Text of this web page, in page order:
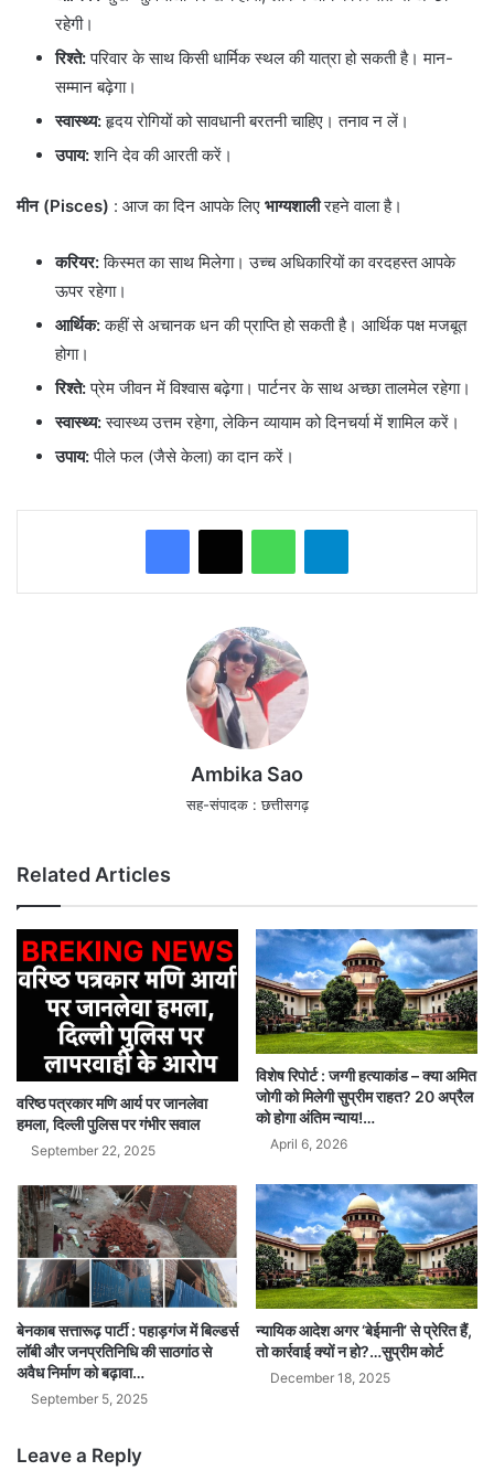
रहेगी।
रिश्ते:परिवार के साथ किसी धार्मिक स्थल की यात्रा हो सकती है। मान-
सम्मान बढ़ेगा।
स्वास्थ्य:हृदय रोगियों को सावधानी बरतनी चाहिए। तनाव न लें।
उपाय:शनि देव की आरती करें।
मीन (Pisces) : आज का दिन आपके लिए भाग्यशालीरहने वाला है।
करियर:किस्मत का साथ मिलेगा। उच्च अधिकारियों का वरदहस्त आपके
ऊपर रहेगा।
आर्थिक:कहीं से अचानक धन की प्राप्ति हो सकती है। आर्थिक पक्ष मजबूत
होगा।
रिश्ते:प्रेम जीवन में विश्वास बढ़ेगा। पार्टनर के साथ अच्छा तालमेल रहेगा।
स्वास्थ्य:स्वास्थ्य उत्तम रहेगा, लेकिन व्यायाम को दिनचर्या में शामिल करें।
उपाय:पीले फल (जैसे केला) का दान करें।
WhatsAppTelegram
Ambika Sao
सह-संपादक : छत्तीसगढ़
Related Articles
वरिष्ठ पत्रकार मणि आर्य पर जानलेवा
हमला, दिल्ली पुलिस पर गंभीर सवाल
September 22, 2025
विशेष रिपोर्ट : जग्गी हत्याकांड – क्या अमित
जोगी को मिलेगी सुप्रीम राहत? 20 अप्रैल
को होगा अंतिम न्याय!…
April 6, 2026
बेनकाब सत्तारूढ़ पार्टी : पहाड़गंज में बिल्डर्स
लॉबी और जनप्रतिनिधि की साठगांठ से
अवैध निर्माण को बढ़ावा…
September 5, 2025
न्यायिक आदेश अगर ‘बेईमानी’ से प्रेरित हैं,
तो कार्रवाई क्यों न हो?…सुप्रीम कोर्ट
December 18, 2025
Leave a Reply